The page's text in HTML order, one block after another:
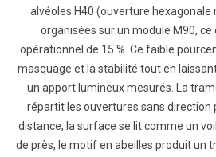
alvéoles H40 (ouverture
organisées sur un module M90, ce
opérationnel de 15 %. Ce faible
masquage et la stabilité tout en
un apport lumineux mesurés. La
répartit les ouvertures sans direction
distance, la surface se lit comme un
de près, le motif en abeilles produit un